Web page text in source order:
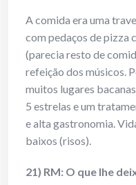
A comida era uma
com pedaços de pizza
(parecia resto de
refeição dos músicos.
muitos lugares
5 estrelas e um
e alta gastronomia.
baixos (risos).
21) RM: O que lhe